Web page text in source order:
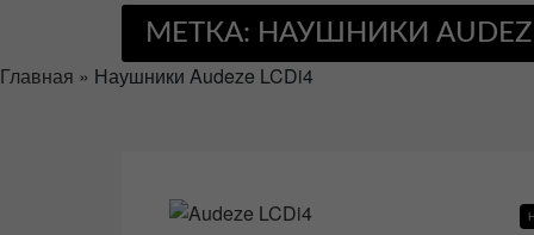
МЕТКА: НАУШНИКИ
Главная » Наушники Audeze LCDi4